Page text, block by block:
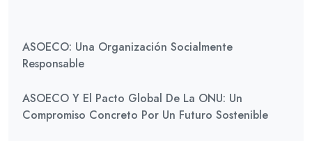
ASOECO: Una Organización Socialmente
Responsable
ASOECO Y El Pacto Global De La ONU: Un
Compromiso Concreto Por Un Futuro Sostenible